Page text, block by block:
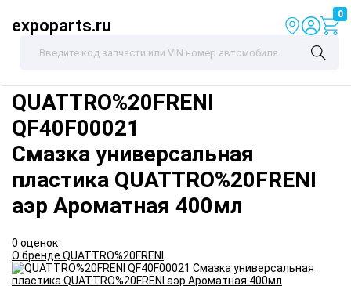
expoparts.ru
0
QUATTRO%20FRENI
QF40F00021
Смазка универсальная
пластика QUATTRO%20FRENI
аэр Ароматная 400мл
0 оценок
О бренде QUATTRO%20FRENI